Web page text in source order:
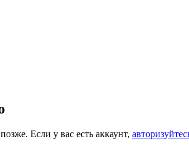
Если у вас есть аккаунт,